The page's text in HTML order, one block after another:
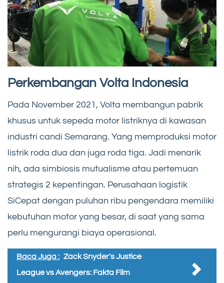
Perkembangan Volta Indonesia
Pada November 2021, Volta membangun pabrik
khusus untuk sepeda motor listriknya di kawasan
industri candi Semarang. Yang memproduksi motor
listrik roda dua dan juga roda tiga. Jadi menarik
nih, ada simbiosis mutualisme atau pertemuan
strategis 2 kepentingan. Perusahaan logistik
SiCepat dengan puluhan ribu pengendara memiliki
kebutuhan motor yang besar, di saat yang sama
perlu mengurangi biaya operasional.
Baca Juga : Zack Snyder's Justice
League vs Avengers: Fakta Film